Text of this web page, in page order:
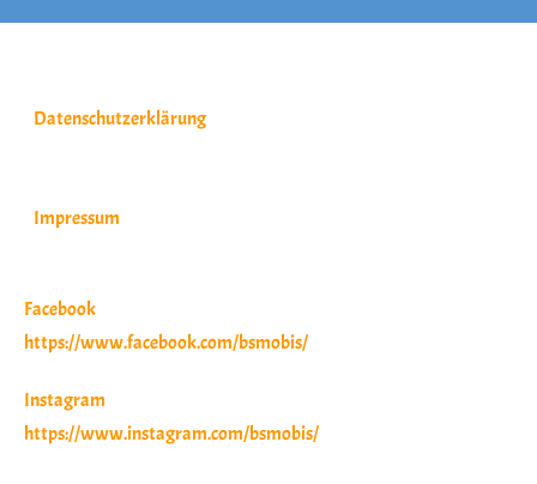
Facebook
https://www.facebook.com/bsmobis/
Instagram
https://www.instagram.com/bsmobis/
Datenschutzerklärung
Impressum